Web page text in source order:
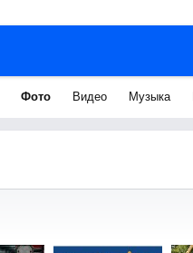
Фото Видео Музыка